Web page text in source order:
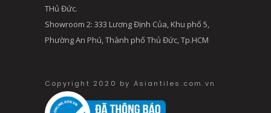
THủ Đức.
Showroom 2: 333 Lương Định Của, Khu phố 5,
Phường An Phú, Thành phố Thủ Đức, Tp.HCM
Copyright 2020 by Asiantiles.com.vn